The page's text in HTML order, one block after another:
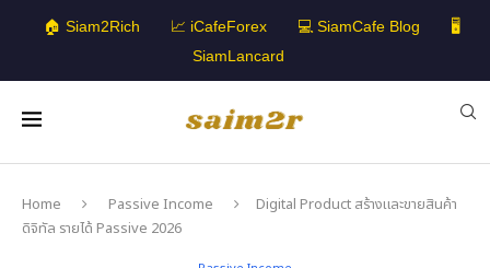
🏠 Siam2Rich 📈 iCafeForex 💻 SiamCafe Blog
🖥️
SiamLancard
Home Passive Income
Digital Product สร้างและขายสินค้า
ดิจิทัล รายได้ Passive 2026